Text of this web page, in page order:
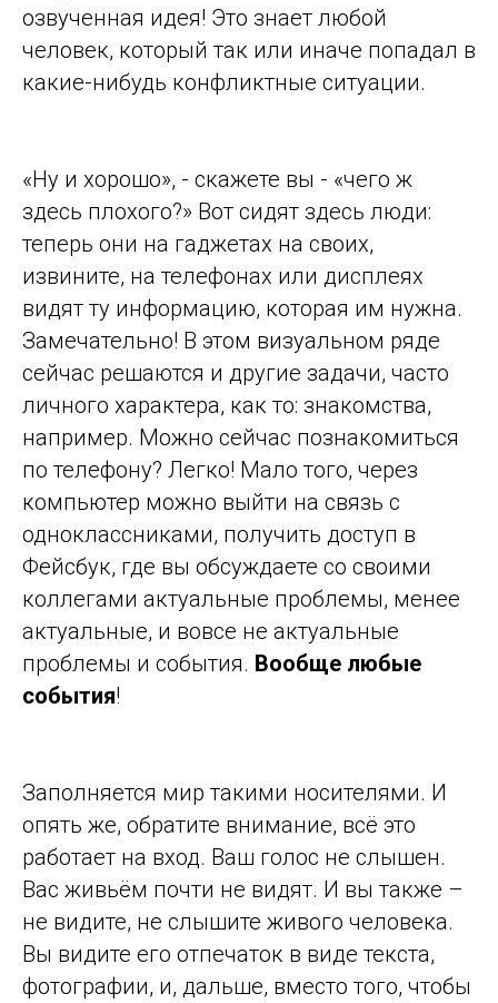
озвученная идея! Это знает любой
человек, который так или иначе попадал в
какие-нибудь конфликтные ситуации.
«Ну и хорошо», - скажете вы - «чего ж
здесь плохого?» Вот сидят здесь люди:
теперь они на гаджетах на своих,
извините, на телефонах или дисплеях
видят ту информацию, которая им нужна.
Замечательно! В этом визуальном ряде
сейчас решаются и другие задачи, часто
личного характера, как то: знакомства,
например. Можно сейчас познакомиться
по телефону? Легко! Мало того, через
компьютер можно выйти на связь с
одноклассниками, получить доступ в
Фейсбук, где вы обсуждаете со своими
коллегами актуальные проблемы, менее
актуальные, и вовсе не актуальные
проблемы и события. Вообще любые
события!
Заполняется мир такими носителями. И
опять же, обратите внимание, всё это
работает на вход. Ваш голос не слышен.
Вас живьём почти не видят. И вы также –
не видите, не слышите живого человека.
Вы видите его отпечаток в виде текста,
фотографии, и, дальше, вместо того, чтобы